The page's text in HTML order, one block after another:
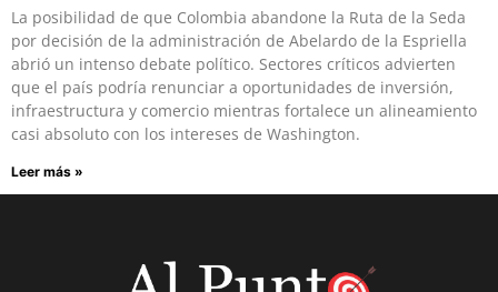
La posibilidad de que Colombia abandone la Ruta de la Seda
por decisión de la administración de Abelardo de la Espriella
abrió un intenso debate político. Sectores críticos advierten
que el país podría renunciar a oportunidades de inversión,
infraestructura y comercio mientras fortalece un alineamiento
casi absoluto con los intereses de Washington.
Leer más »